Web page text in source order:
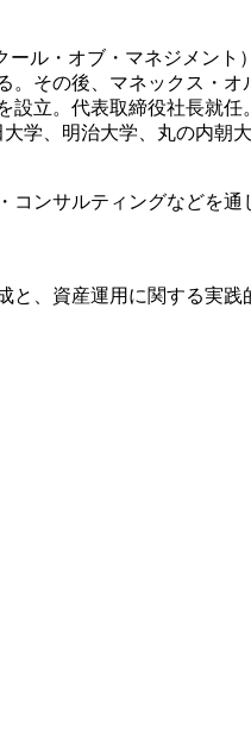
ル・オブ・マネジメン
その後、マネックス・
立。代表取締役社長就
学、明治大学、丸の内朝
ンサルティングなどを
、資産運用に関する実